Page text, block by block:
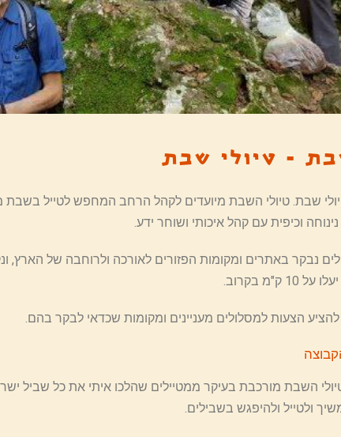
- טיולי שבת
שבת. טיולי השבת מיועדים לקהל הרחב המחפש לטייל בשבת
נינוחה וכיפית עם קהל איכותי ושוחר ידע.
נבקר באתרים ומקומות הפזורים לאורכה ולרוחבה של הארץ,
ק"מ בקרוב.
הצעות למסלולים מעניינים ומקומות שכדאי לבקר בהם.
השבת מורכבת בעיקר ממטיילים שהלכו איתי את כל שביל
ולטייל ולהיפגש בשבילים.